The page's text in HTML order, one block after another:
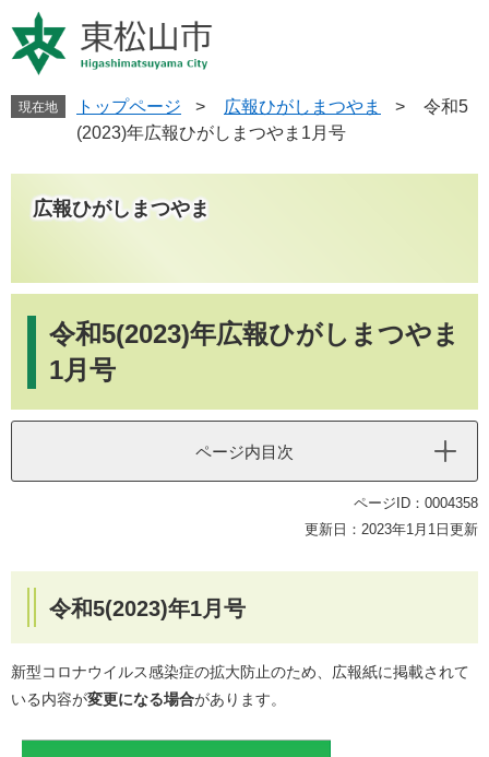
ー
ジ
す
ニ
ュ
し
現在地 トップページ > 広報ひがしまつやま >
令和5
(2023)年広報ひがしまつやま1月号
広報ひがしまつやま
令和5(2023)年広報ひがしまつやま
1月号
ページ内目次
ページID：0004358
更新日：2023年1月1日更新
令和5(2023)年1月号
新型コロナウイルス感染症の拡大防止のため、広報紙に掲載されて
いる内容が変更になる場合があります。